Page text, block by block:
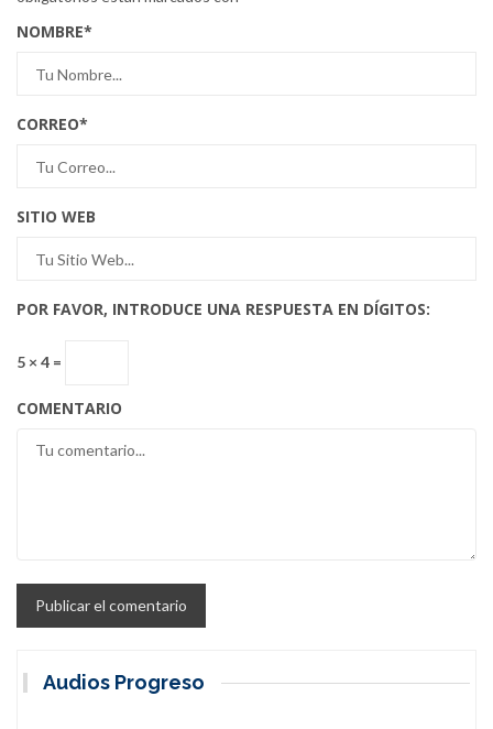
NOMBRE*
CORREO*
SITIO WEB
POR FAVOR, INTRODUCE UNA RESPUESTA EN DÍGITOS:
5 × 4 =
COMENTARIO
Audios Progreso